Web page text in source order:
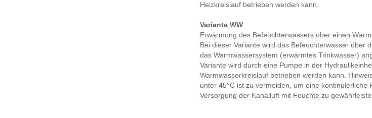
Heizkreislauf betrieben werden kann.
Variante WW
Erwärmung des Befeuchterwassers über einen
Bei dieser Variante wird das Befeuchterwasser über
das Warmwassersystem (erwärmtes Trinkwasser)
Variante wird durch eine Pumpe in der
Warmwasserkreislauf betrieben werden kann.
unter 45°C ist zu vermeiden, um eine
Versorgung der Kanalluft mit Feuchte zu